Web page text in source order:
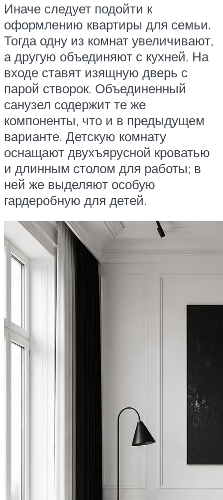
Иначе следует подойти к
оформлению квартиры для семьи.
Тогда одну из комнат увеличивают,
а другую объединяют с кухней. На
входе ставят изящную дверь с
парой створок. Объединенный
санузел содержит те же
компоненты, что и в предыдущем
варианте. Детскую комнату
оснащают двухъярусной кроватью
и длинным столом для работы; в
ней же выделяют особую
гардеробную для детей.